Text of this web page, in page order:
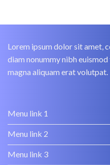
Lorem ipsum dolor sit amet,
diam nonummy nibh
magna aliquam erat volutpat.
Menu link 1
Menu link 2
Menu link 3